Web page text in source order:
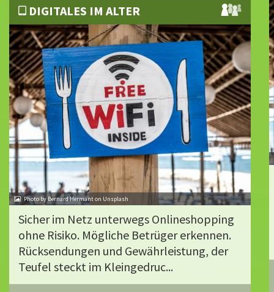
DIGITALES IM ALTER
Photo by Bernard Hermant on Unsplash
Sicher im Netz unterwegs Onlineshopping
ohne Risiko. Mögliche Betrüger erkennen.
Rücksendungen und Gewährleistung, der
Teufel steckt im Kleingedruc...